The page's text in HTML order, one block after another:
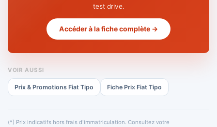
test drive.
Accéder à la fiche complète →
VOIR AUSSI
Prix & Promotions Fiat Tipo Fiche Prix Fiat Tipo
(*) Prix indicatifs hors frais d'immatriculation. Consultez votre